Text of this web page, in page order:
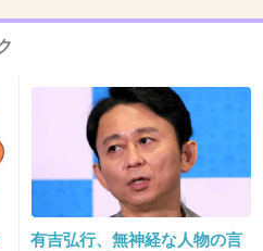
ッターでしか話題にな
+191 -27
有吉弘行、無神経な人物の言